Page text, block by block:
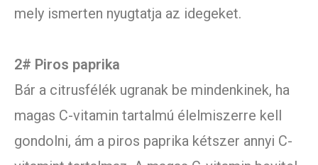
mely ismerten nyugtatja az idegeket.
2# Piros paprika
Bár a citrusfélék ugranak be mindenkinek, ha
magas C-vitamin tartalmú élelmiszerre kell
gondolni, ám a piros paprika kétszer annyi C-